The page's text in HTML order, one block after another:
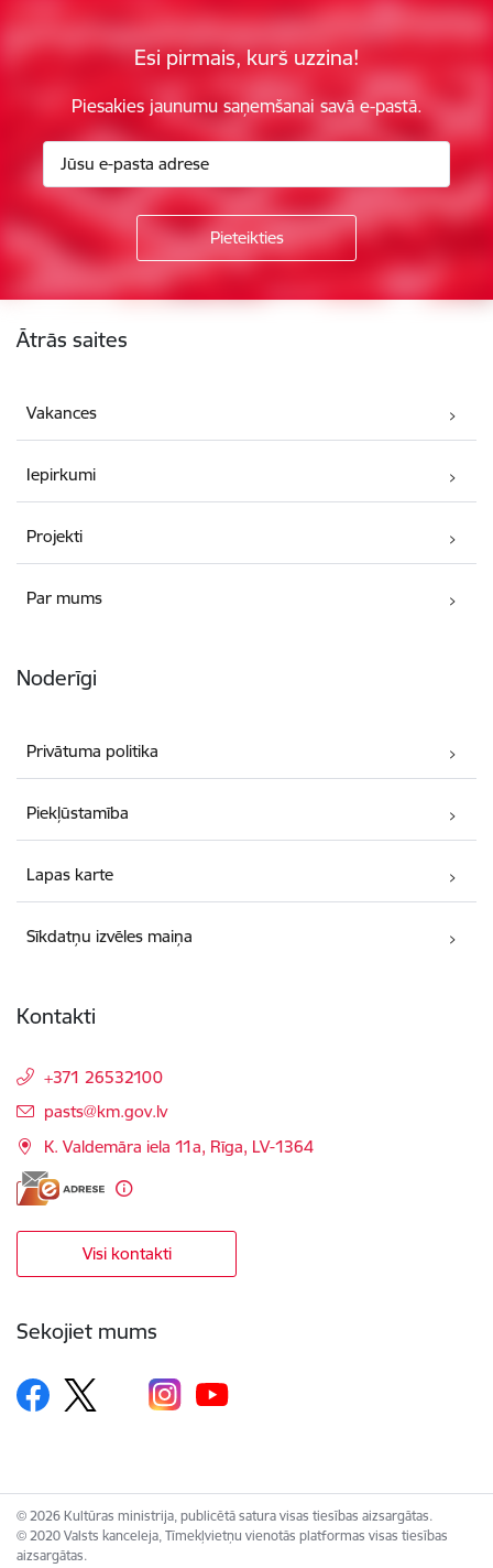
Esi pirmais, kurš uzzina!
Piesakies jaunumu saņemšanai savā e-pastā.
Ātrās saites
Vakances
Iepirkumi
Projekti
Par mums
Noderīgi
Privātuma politika
Piekļūstamība
Lapas karte
Sīkdatņu izvēles maiņa
Kontakti
+371 26532100
E-pasts:
pasts@km.gov.lv
K. Valdemāra iela 11a, Rīga, LV-1364
Visi kontakti
Sekojiet mums
© 2026 Kultūras ministrija, publicētā satura visas tiesības aizsargātas.
© 2020 Valsts kanceleja, Tīmekļvietņu vienotās platformas visas tiesības
aizsargātas.